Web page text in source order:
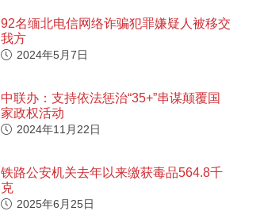
92名缅北电信网络诈骗犯罪嫌疑人被移交
我方
2024年5月7日
中联办：支持依法惩治“35+”串谋颠覆国
家政权活动
2024年11月22日
铁路公安机关去年以来缴获毒品564.8千
克
2025年6月25日